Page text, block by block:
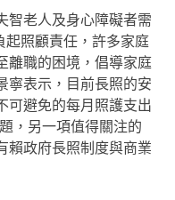
智老人及身心障礙者需
起照顧責任，許多家庭
離職的困境，倡導家庭
寧表示，目前長照的安
可避免的每月照護支出
，另一項值得關注的
賴政府長照制度與商業